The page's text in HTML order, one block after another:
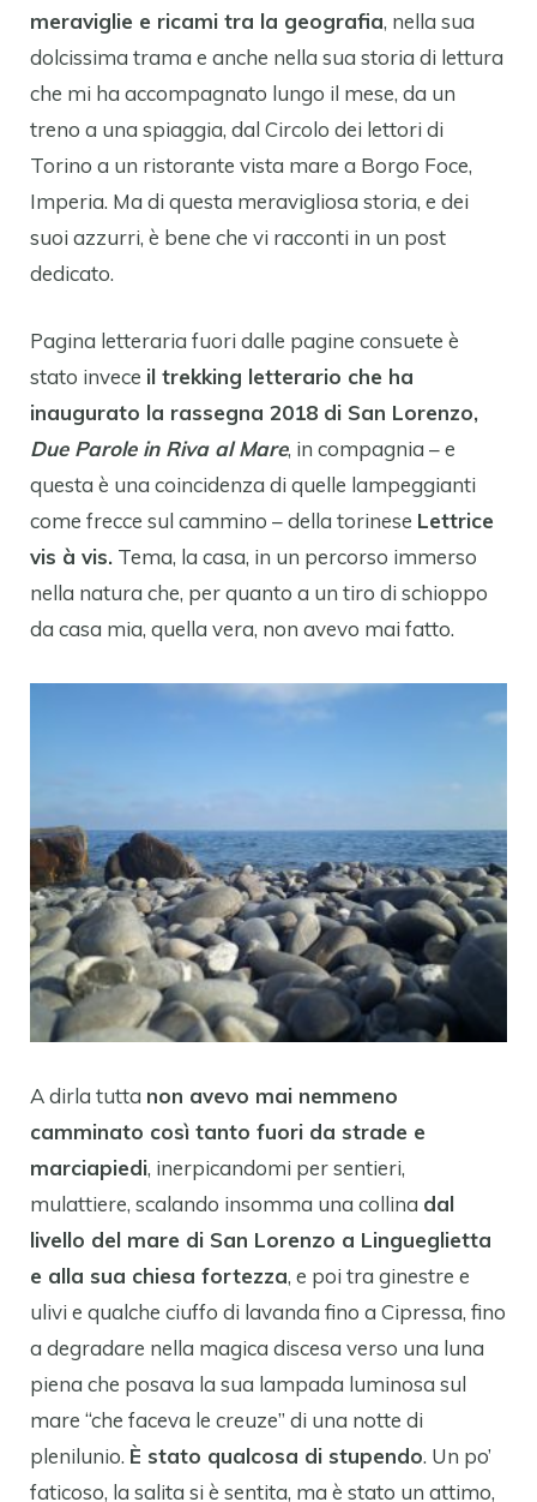
meraviglie e ricami tra la geografia, nella sua
dolcissima trama e anche nella sua storia di lettura
che mi ha accompagnato lungo il mese, da un
treno a una spiaggia, dal Circolo dei lettori di
Torino a un ristorante vista mare a Borgo Foce,
Imperia. Ma di questa meravigliosa storia, e dei
suoi azzurri, è bene che vi racconti in un post
dedicato.
Pagina letteraria fuori dalle pagine consuete è
stato invece il trekking letterario che ha
inaugurato la rassegna 2018 di San Lorenzo,
Due Parole in Riva al Mare, in compagnia – e
questa è una coincidenza di quelle lampeggianti
come frecce sul cammino – della torinese Lettrice
vis à vis. Tema, la casa, in un percorso immerso
nella natura che, per quanto a un tiro di schioppo
da casa mia, quella vera, non avevo mai fatto.
A dirla tutta non avevo mai nemmeno
camminato così tanto fuori da strade e
marciapiedi, inerpicandomi per sentieri,
mulattiere, scalando insomma una collina dal
livello del mare di San Lorenzo a Lingueglietta
e alla sua chiesa fortezza, e poi tra ginestre e
ulivi e qualche ciuffo di lavanda fino a Cipressa, fino
a degradare nella magica discesa verso una luna
piena che posava la sua lampada luminosa sul
mare “che faceva le creuze” di una notte di
plenilunio. È stato qualcosa di stupendo. Un po’
faticoso, la salita si è sentita, ma è stato un attimo,